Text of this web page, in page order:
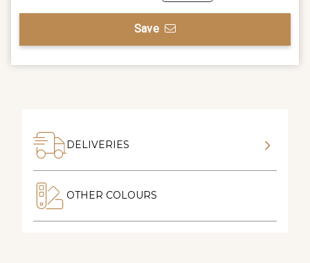
Save
DELIVERIES
OTHER COLOURS